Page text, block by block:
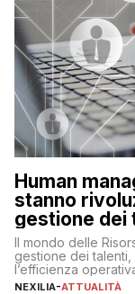
Human
stanno
gestione dei
Il mondo delle
gestione dei
l’efficienza
lavoro, d’altra
NEXILIA-ATTUALITÀ